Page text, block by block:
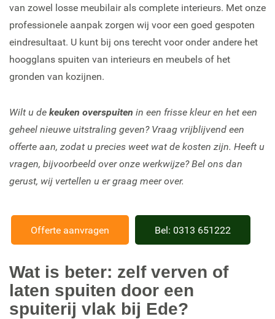
van zowel losse meubilair als complete interieurs. Met onze
professionele aanpak zorgen wij voor een goed gespoten
eindresultaat. U kunt bij ons terecht voor onder andere het
hoogglans spuiten van interieurs en meubels of het
gronden van kozijnen.
Wilt u dekeuken overspuiten in een frisse kleur en het een
geheel nieuwe uitstraling geven? Vraag vrijblijvend een
offerte aan, zodat u precies weet wat de kosten zijn. Heeft u
vragen, bijvoorbeeld over onze werkwijze? Bel ons dan
gerust, wij vertellen u er graag meer over.
Offerte aanvragen Bel: 0313 651222
Wat is beter: zelf verven of
laten spuiten door een
spuiterij vlak bij Ede?